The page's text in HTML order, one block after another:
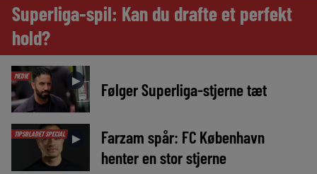
Superliga-spil: Kan du drafte et perfekt
hold?
MEDIE ► Følger Superliga-stjerne tæt
TIPSBLADET SPECIAL ►
Farzam spår: FC København
henter en stor stjerne